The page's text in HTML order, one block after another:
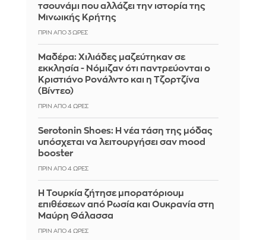
τσουνάμι που αλλάζει την ιστορία της
Μινωικής Κρήτης
ΠΡΙΝ ΑΠΌ 3 ΏΡΕΣ
Μαδέρα: Χιλιάδες μαζεύτηκαν σε
εκκλησία - Νόμιζαν ότι παντρεύονται ο
Κριστιάνο Ρονάλντο και η Τζορτζίνα
(Βίντεο)
ΠΡΙΝ ΑΠΌ 4 ΏΡΕΣ
Serotonin Shoes: Η νέα τάση της μόδας
υπόσχεται να λειτουργήσει σαν mood
booster
ΠΡΙΝ ΑΠΌ 4 ΏΡΕΣ
Η Τουρκία ζήτησε μπορατόριουμ
επιθέσεων από Ρωσία και Ουκρανία στη
Μαύρη Θάλασσα
ΠΡΙΝ ΑΠΌ 4 ΏΡΕΣ